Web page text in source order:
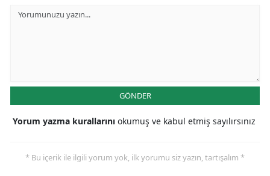
GÖNDER
Yorum yazma kurallarını okumuş ve kabul etmiş sayılırsınız
* Bu içerik ile ilgili yorum yok, ilk yorumu siz yazın, tartışalım *